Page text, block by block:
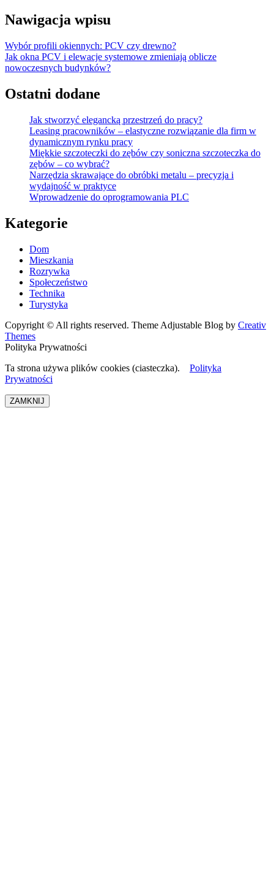
Nawigacja wpisu
Wybór profili okiennych: PCV czy drewno?
Jak okna PCV i elewacje systemowe zmieniają oblicze
nowoczesnych budynków?
Ostatni dodane
Jak stworzyć elegancką przestrzeń do pracy?
Leasing pracowników – elastyczne rozwiązanie dla firm w
dynamicznym rynku pracy
Miękkie szczoteczki do zębów czy soniczna szczoteczka do
zębów – co wybrać?
Narzędzia skrawające do obróbki metalu – precyzja i
wydajność w praktyce
Wprowadzenie do oprogramowania PLC
Kategorie
Dom
Mieszkania
Rozrywka
Społeczeństwo
Technika
Turystyka
Copyright © All rights reserved. Theme Adjustable Blog by Creativ
Themes
Polityka Prywatności
Ta strona używa plików cookies (ciasteczka).
Polityka
Prywatności
ZAMKNIJ